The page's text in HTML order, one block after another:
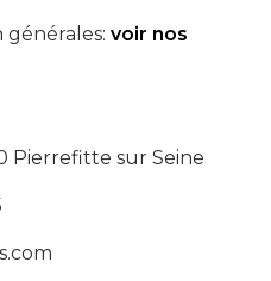
générales:voir nos
Pierrefitte sur Seine